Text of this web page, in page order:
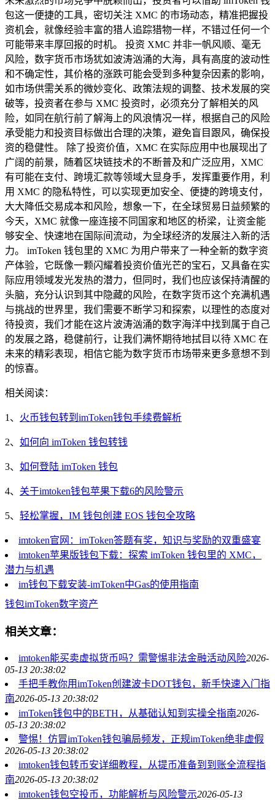
包这一便捷的工具，密切关注 XMC 的市场动态，精准把握投
资机会，就像经验丰富的猎人追踪猎物一样，不错过任何一个
可能带来丰厚回报的时机。 投资 XMC 并非一帆风顺、毫无
风险，数字货币市场犹如波涛汹涌的大海，具有高度的波动性
和不确定性，其价格的涨跌可能会受到多种复杂因素的影响，
如市场供需关系的微妙变化、政策法规的调整、技术发展的突
破等，投资者在参与 XMC 投资时，必须充分了解相关的风
险，如同在航行前了解海上的风浪情况一样，根据自己的风险
承受能力和投资目标做出合理的决策，避免盲目跟风，确保投
资的稳健性。 除了投资价值，XMC 在实际应用中也展现出了
广阔的前景，随着区块链技术的不断普及和广泛应用，XMC
有可能在支付、跨境汇款等领域大显身手，发挥重要作用，利
用 XMC 的隐私特性，可以实现更加安全、便捷的跨境支付，
大大降低交易成本和风险，想象一下，在全球贸易日益频繁的
今天，XMC 就像一座连接不同国家和地区的桥梁，让资金能
够安全、快速地在国际间流动，为全球经济的发展注入新的活
力。 imToken 钱包里的 XMC 为用户带来了一种全新的数字资
产体验，它既像一颗闪耀着投资价值光芒的宝石，又具备在实
际应用领域发光发热的潜力，但同时，我们也应该保持清醒的
头脑，充分认识到其中隐藏的风险，在数字货币这个充满机遇
与挑战的世界里，我们需要不断学习和探索，以理性的态度对
待投资，我们才能在这片波涛汹涌的数字海洋中找到属于自己
的发展之路，稳健前行，让我们满怀期待地拭目以待 XMC 在
未来的精彩表现，相信它能为数字货币市场带来更多意想不到
的惊喜。
相关阅读：
1、 火币钱包转到imToken钱包手续费解析
2、 如何向 imToken 钱包转钱
3、 如何登陆 imToken 钱包
4、 关于imtoken钱包苹果下载6的风险警示
5、 轻松掌握，IM 钱包创建 EOS 钱包全攻略
imtoken官网：imToken答题有奖，知识与奖励的双重盛宴
imtoken苹果版钱包下载：探索 imToken 钱包里的 XMC，
潜力与机遇
im钱包下载安装-imToken中Gas的使用指南
钱包imToken数字资产
相关文章：
imtoken能买卖虚拟货币吗？需警惕非法金融活动风险2026-
05-13 20:38:02
手把手教你用imToken创建波卡DOT钱包，新手快速入门指
南2026-05-13 20:38:02
imToken钱包中的BETH，从基础认知到实操全指南2026-
05-13 20:38:02
警惕！仿冒imToken钱包骗局频发，正规imToken绝非虚假
2026-05-13 20:38:02
imtoken钱包转币安详细教程，从提币准备到到账全流程指
南2026-05-13 20:38:02
imtoken钱包空投币，功能解析与风险警示2026-05-13